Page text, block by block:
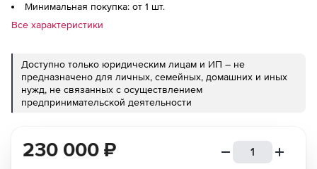
Минимальная покупка: от 1 шт.
Все характеристики
Доступно только юридическим лицам и ИП – не
предназначено для личных, семейных, домашних и иных
нужд, не связанных с осуществлением
предпринимательской деятельности
230 000 ₽